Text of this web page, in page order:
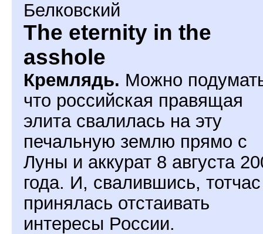
Белковский
The eternity in the
asshole
Кремлядь. Можно
что российская правящая
элита свалилась на эту
печальную землю прямо с
Луны и аккурат 8 августа
года. И, свалившись, тотчас
принялась отстаивать
интересы России.